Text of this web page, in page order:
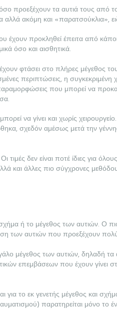
προεξέχουν τα αυτιά τους από
ακόμη και «παρατσούκλια»,
έχουν προκληθεί έπειτα από
όσο και αισθητικά.
φτάσει στο πλήρες μέγεθος
περιπτώσεις, η συγκεκριμένη
παραμορφώσεις που μπορεί να
να γίνει και χωρίς
σχεδόν αμέσως μετά την
δεν είναι ποτέ ίδιες για
και άλλες πιο σύγχρονες
ή το μέγεθος των αυτιών. Ο
των αυτιών που προεξέχουν
μέγεθος των αυτιών, δηλαδή
επεμβάσεων που έχουν γίνει
για το εκ γενετής μέγεθος και
παρατηρείται μόνο το